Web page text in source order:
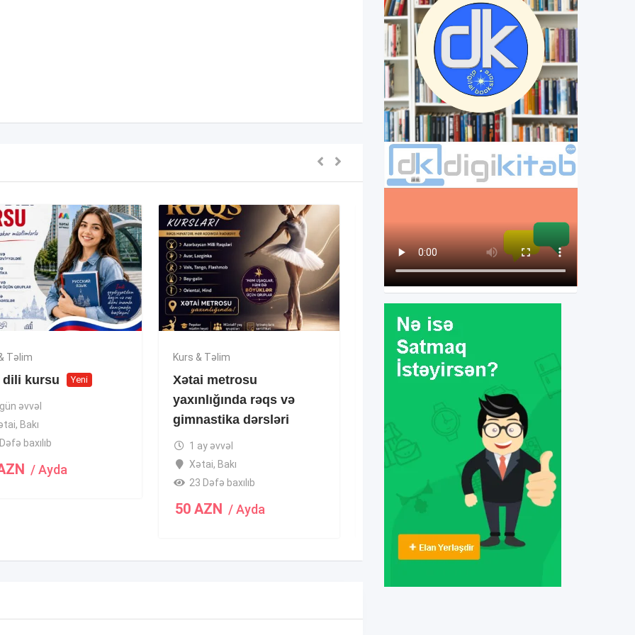
Təlim
dili kursu Yeni
əvvəl
, Bakı
baxılıb
/ Ayda
Kurs & Təlim
Xətai metrosu
yaxınlığında rəqs və
gimnastika dərsləri
1 ay əvvəl
Xətai, Bakı
23 Dəfə baxılıb
50AZN / Ayda
Kurs & Təlim
Xətai metrosu
yaxınlığında şahmat
hazırlığı
1 ay əvvəl
Xətai
9 Dəfə baxılıb
AZN